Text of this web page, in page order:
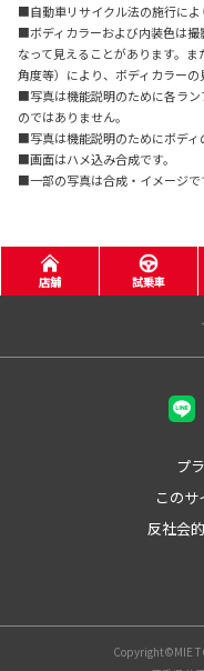
■自動車リサイクル法の施行によ
■ボディカラーおよび内装色は
なって見えることがあります。
角度等）により、ボディカラーの
■写真は機能説明のために各ラ
のではありません。
■写真は機能説明のためにボディ
■画面はハメ込み合成です。
■一部の写真は合成・イメージで
店舗 試乗車
三重トヨタ自動車株式会社
プ
この
反社会
Copyright©MIE